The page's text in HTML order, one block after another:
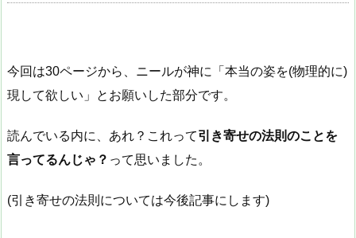
今回は30ページから、ニールが神に「本当の姿を(物理的に)
現して欲しい」とお願いした部分です。
読んでいる内に、あれ？これって引き寄せの法則のことを
言ってるんじゃ？ って思いました。
(引き寄せの法則については今後記事にします)